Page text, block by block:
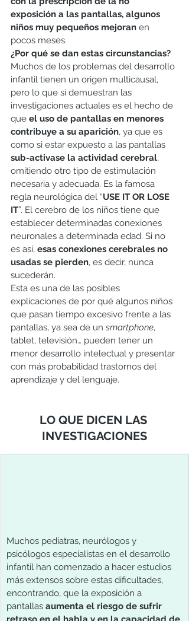
exposición a las pantallas, algunos
niños muy pequeños mejoran en
pocos meses.
¿Por qué se dan estas circunstancias?
Muchos de los problemas del desarrollo
infantil tienen un origen multicausal,
pero lo que sí demuestran las
investigaciones actuales es el hecho de
que el uso de pantallas en menores
contribuye a su aparición, ya que es
como si estar expuesto a las pantallas
sub-activase la actividad cerebral,
omitiendo otro tipo de estimulación
necesaria y adecuada. Es la famosa
regla neurológica del “USE IT OR LOSE
IT”. El cerebro de los niños tiene que
establecer determinadas conexiones
neuronales a determinada edad. Si no
es así, esas conexiones cerebrales no
usadas se pierden, es decir, nunca
sucederán.
Esta es una de las posibles
explicaciones de por qué algunos niños
que pasan tiempo excesivo frente a las
pantallas, ya sea de un smartphone,
tablet, televisión… pueden tener un
menor desarrollo intelectual y presentar
con más probabilidad trastornos del
aprendizaje y del lenguaje.
LO QUE DICEN LAS
INVESTIGACIONES
Muchos pediatras, neurólogos y
psicólogos especialistas en el desarrollo
infantil han comenzado a hacer estudios
más extensos sobre estas dificultades,
encontrando, que la exposición a
pantallas aumenta el riesgo de sufrir